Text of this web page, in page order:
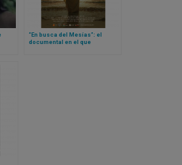
“En busca del Mesías”: el
documental en el que